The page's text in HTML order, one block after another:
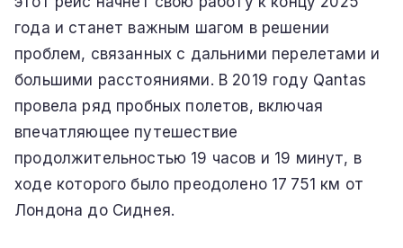
года и станет важным шагом в решении
проблем, связанных с дальними перелетами и
большими расстояниями. В 2019 году Qantas
провела ряд пробных полетов, включая
впечатляющее путешествие
продолжительностью 19 часов и 19 минут, в
ходе которого было преодолено 17 751 км от
Лондона до Сиднея.